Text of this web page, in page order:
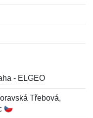
- ELGEO
Třebová,